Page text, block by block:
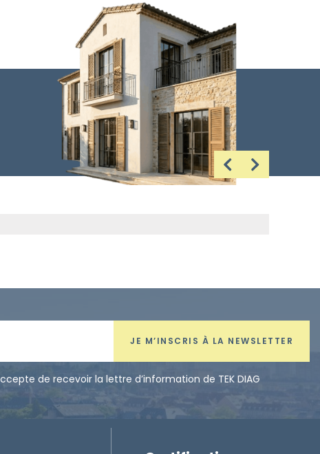
JE M’INSCRIS À LA NEWSLETTER
de recevoir la lettre d’information de TEK DIAG